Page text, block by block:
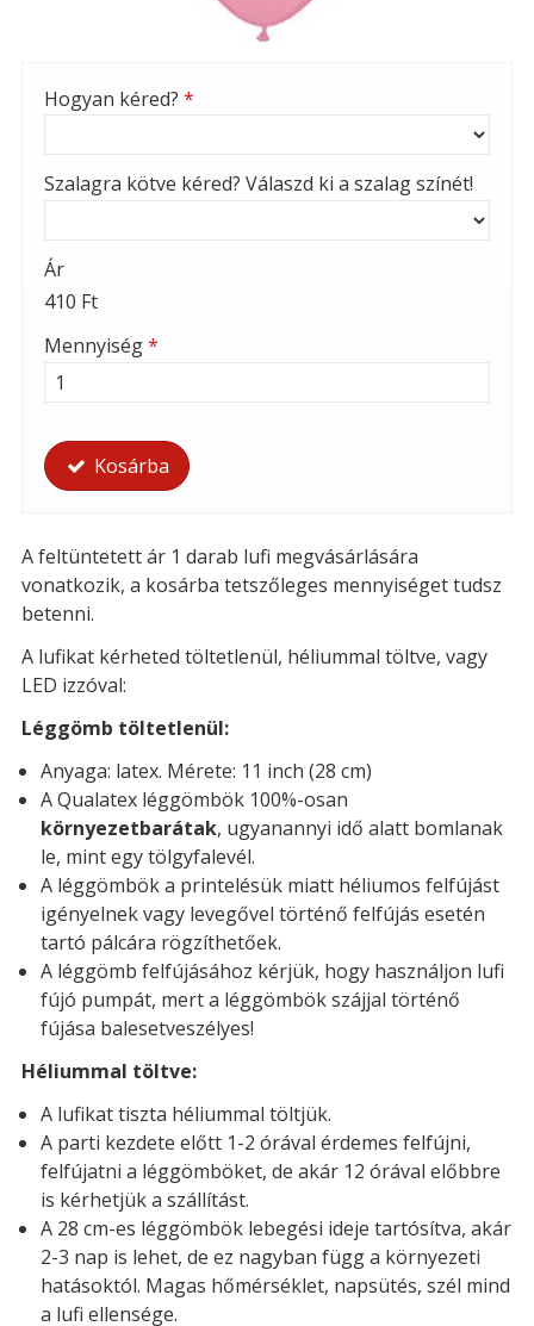
Hogyan kéred? *
Szalagra kötve kéred? Válaszd ki a szalag színét!
Ár
410 Ft
Mennyiség*
Kosárba
A feltüntetett ár 1 darab lufi megvásárlására
vonatkozik, a kosárba tetszőleges mennyiséget tudsz
betenni.
A lufikat kérheted töltetlenül, héliummal töltve, vagy
LED izzóval:
Léggömb töltetlenül:
Anyaga: latex. Mérete: 11 inch (28 cm)
A Qualatex léggömbök 100%-osan
környezetbarátak, ugyanannyi idő alatt bomlanak
le, mint egy tölgyfalevél.
A léggömbök a printelésük miatt héliumos felfújást
igényelnek vagy levegővel történő felfújás esetén
tartó pálcára rögzíthetőek.
A léggömb felfújásához kérjük, hogy használjon lufi
fújó pumpát, mert a léggömbök szájjal történő
fújása balesetveszélyes!
Héliummal töltve:
A lufikat tiszta héliummal töltjük.
A parti kezdete előtt 1-2 órával érdemes felfújni,
felfújatni a léggömböket, de akár 12 órával előbbre
is kérhetjük a szállítást.
A 28 cm-es léggömbök lebegési ideje tartósítva, akár
2-3 nap is lehet, de ez nagyban függ a környezeti
hatásoktól. Magas hőmérséklet, napsütés, szél mind
a lufi ellensége.